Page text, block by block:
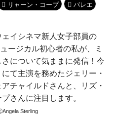
リャーン・コープ バレエ
イシネマ新人女子部員の
ージカル初心者の私が、ミ
について気ままに発信！今
て主演を務めたジェリー・
チャイルドさんと、リズ・
さんに注目します。
Sterling